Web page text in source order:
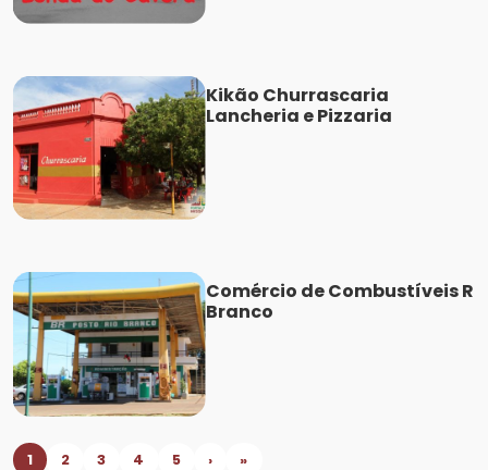
Kikão Churrascaria
Lancheria e Pizzaria
Comércio de Combustíveis R
Branco
1 2 3 4 5 › »